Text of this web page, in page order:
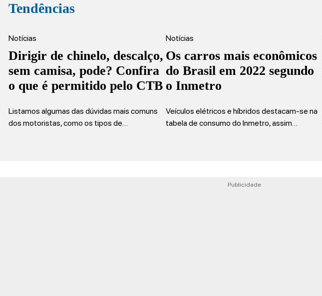
Tendências
Notícias
Dirigir de chinelo, descalço,
sem camisa, pode? Confira
o que é permitido pelo CTB
Listamos algumas das dúvidas mais comuns
dos motoristas, como os tipos de…
Notícias
Os carros mais econômicos
do Brasil em 2022 segundo
o Inmetro
Veículos elétricos e híbridos destacam-se na
tabela de consumo do Inmetro, assim…
Publicidade